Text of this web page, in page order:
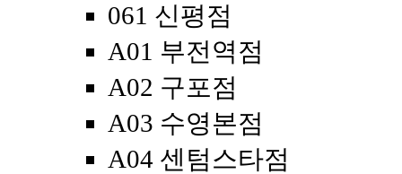
061 신평점
A01 부전역점
A02 구포점
A03 수영본점
A04 센텀스타점